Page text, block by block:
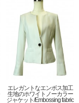
エレガントなエンボス加工
生地のホワイトノーカラー
ジャケット/Embossing fabric